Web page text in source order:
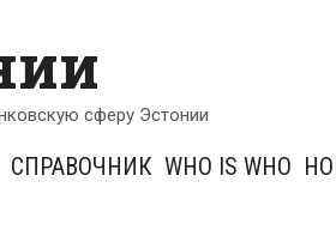
сферу Эстонии
СПРАВОЧНИК WHO IS WHO